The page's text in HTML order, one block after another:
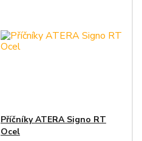
Příčníky ATERA Signo RT
Ocel